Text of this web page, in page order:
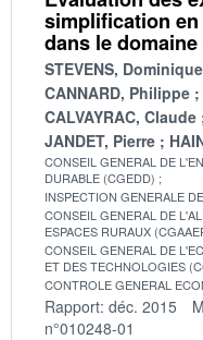
simplification
dans le
STEVENS, Dominique
CANNARD, Philippe
CALVAYRAC, Claude
JANDET, Pierre
CONSEIL GENERAL DE
DURABLE (CGEDD)
INSPECTION GENERALE
CONSEIL GENERAL DE
ESPACES RURAUX
CONSEIL GENERAL DE
ET DES TECHNOLOGIES
CONTROLE GENERAL
Rapport: déc. 2015
n°010248-01